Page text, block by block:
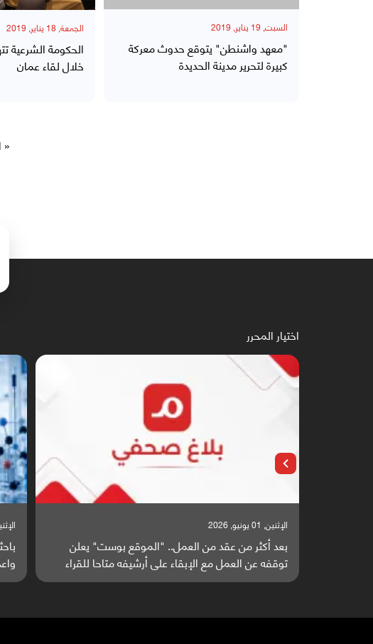
السبت, 19 يناير, 2019
"معهد واشنطن" يتوقع حدوث معركة
كبيرة لتحرير مدينة الحديدة
الجمعة, 18 يناير, 2019
الحكومة الشرعية
خلال لقاء عمان
«
اختيار المحرر
الإثنين, 01 يونيو, 2026
بعد أكثر من عقد من العمل.. "الموقع بوست" يعلن
توقفه عن العمل مع الإبقاء على أرشيفه متاحا للقراء
الإثنين, 25